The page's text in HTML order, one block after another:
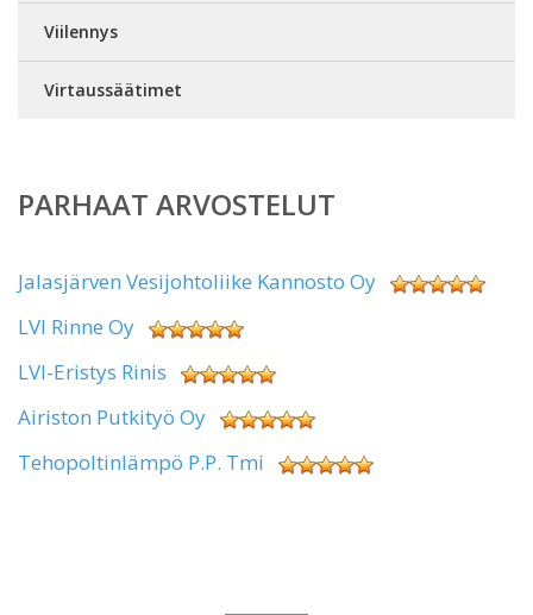
Viilennys
Virtaussäätimet
PARHAAT ARVOSTELUT
Jalasjärven Vesijohtoliike Kannosto Oy
LVI Rinne Oy
LVI-Eristys Rinis
Airiston Putkityö Oy
Tehopoltinlämpö P.P. Tmi